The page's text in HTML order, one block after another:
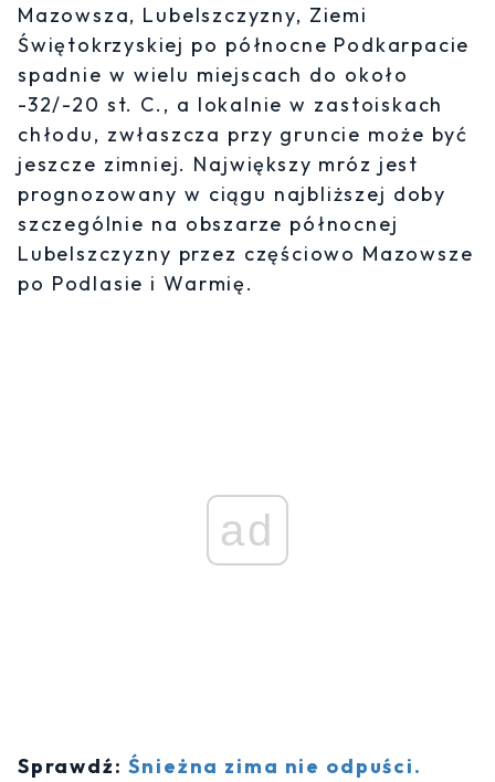
Mazowsza, Lubelszczyzny, Ziemi
Świętokrzyskiej po północne Podkarpacie
spadnie w wielu miejscach do około
-32/-20 st. C., a lokalnie w zastoiskach
chłodu, zwłaszcza przy gruncie może być
jeszcze zimniej. Największy mróz jest
prognozowany w ciągu najbliższej doby
szczególnie na obszarze północnej
Lubelszczyzny przez częściowo Mazowsze
po Podlasie i Warmię.
ad
Sprawdź: Śnieżna zima nie odpuści.